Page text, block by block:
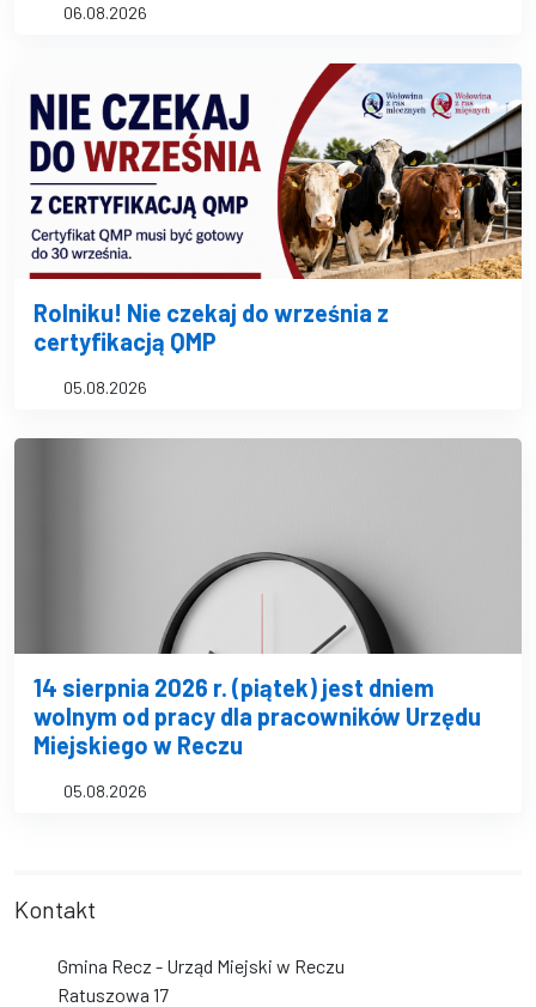
06.08.2026
Rolniku! Nie czekaj do września z
certyfikacją QMP
05.08.2026
14 sierpnia 2026 r. (piątek) jest dniem
wolnym od pracy dla pracowników Urzędu
Miejskiego w Reczu
05.08.2026
Kontakt
Gmina Recz - Urząd Miejski w Reczu
Ratuszowa 17